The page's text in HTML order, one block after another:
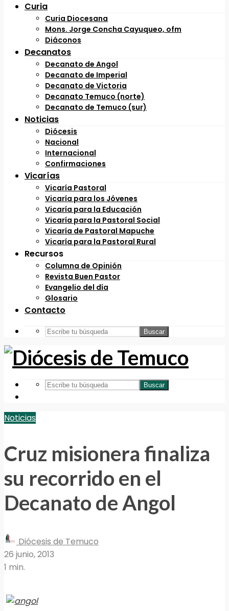
Curia
Curia Diocesana
Mons. Jorge Concha Cayuqueo, ofm
Diáconos
Decanatos
Decanato de Angol
Decanato de Imperial
Decanato de Victoria
Decanato Temuco (norte)
Decanato de Temuco (sur)
Noticias
Diócesis
Nacional
Internacional
Confirmaciones
Vicarías
Vicaría Pastoral
Vicaría para los Jóvenes
Vicaría para la Educación
Vicaría para la Pastoral Social
Vicaría de Pastoral Mapuche
Vicaría para la Pastoral Rural
Recursos
Columna de Opinión
Revista Buen Pastor
Evangelio del día
Glosario
Contacto
Buscar
Buscar
Noticias
Cruz misionera finaliza
su recorrido en el
Decanato de Angol
Diócesis de Temuco
26 junio, 2013
1 min.